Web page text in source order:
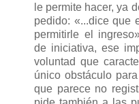
le permite hacer, ya
pedido: «...dice que
permitirle el
de iniciativa, ese
voluntad que
único obstáculo
que parece no